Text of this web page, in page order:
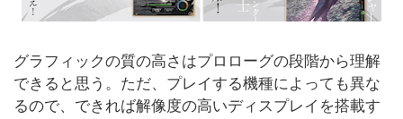
グラフィックの質の高さはプロローグの段階から理解
できると思う。ただ、プレイする機種によっても異な
るので、できれば解像度の高いディスプレイを搭載す